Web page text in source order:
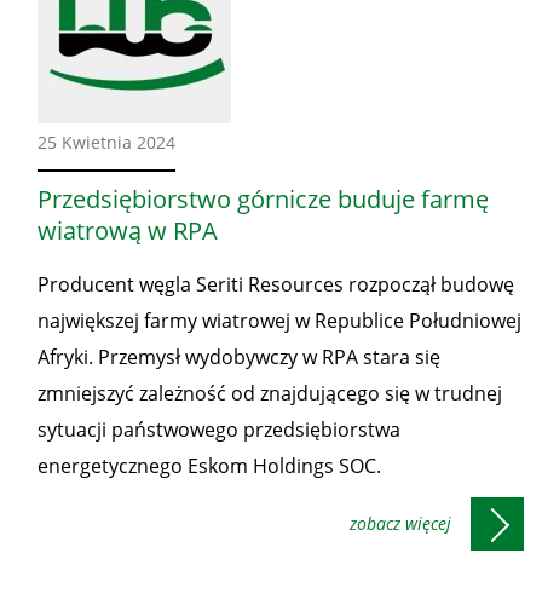
25 Kwietnia 2024Ze
świata
Przedsiębiorstwo górnicze buduje farmę
wiatrową w RPA
Producent węgla Seriti Resources rozpoczął budowę
największej farmy wiatrowej w Republice Południowej
Afryki. Przemysł wydobywczy w RPA stara się
zmniejszyć zależność od znajdującego się w trudnej
sytuacji państwowego przedsiębiorstwa
energetycznego Eskom Holdings SOC.